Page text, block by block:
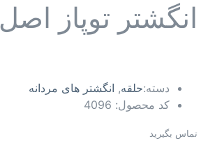
انگشتر توپاز اصل
دسته:حلقه, انگشتر های مردانه
کد محصول: 4096
تماس بگیرید